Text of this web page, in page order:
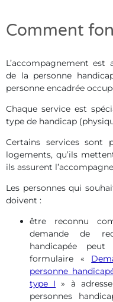
Comment
L’accompagnement
de la personne
personne encadrée
Chaque service est
type de handicap
Certains services sont
logements, qu’ils
ils assurent
Les personnes qui
doivent :
être reconnu
demande de
handicapée
formulaire «
personne
type I » à
personnes